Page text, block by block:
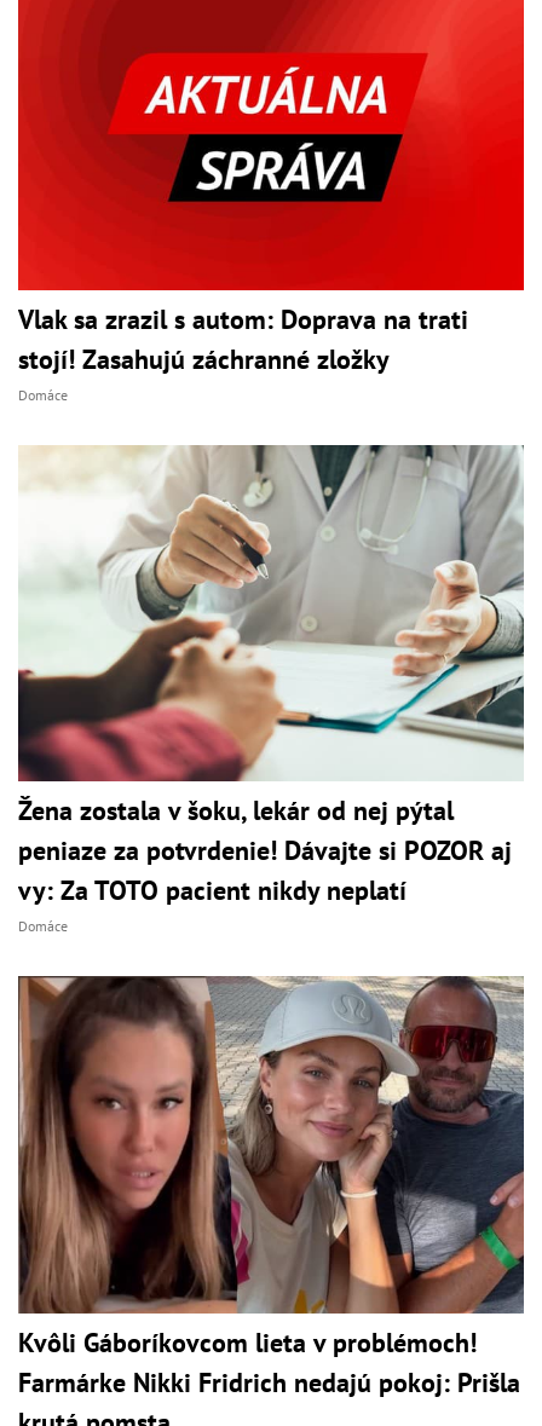
Vlak sa zrazil s autom: Doprava na trati
stojí! Zasahujú záchranné zložky
Domáce
Žena zostala v šoku, lekár od nej pýtal
peniaze za potvrdenie! Dávajte si POZOR aj
vy: Za TOTO pacient nikdy neplatí
Domáce
Kvôli Gáboríkovcom lieta v problémoch!
Farmárke Nikki Fridrich nedajú pokoj: Prišla